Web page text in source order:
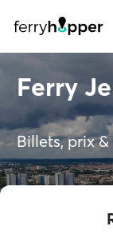
Ferry
Billets, prix